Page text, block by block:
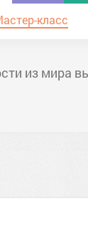
класс
из мира